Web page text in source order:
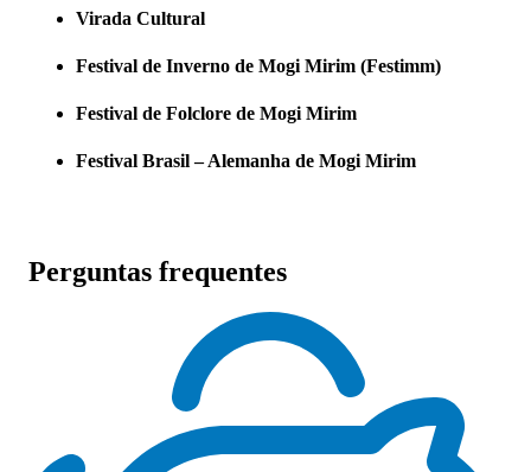
Virada Cultural
Festival de Inverno de Mogi Mirim (Festimm)
Festival de Folclore de Mogi Mirim
Festival Brasil – Alemanha de Mogi Mirim
Perguntas frequentes